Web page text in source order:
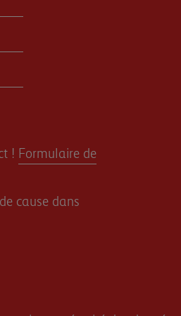
! Formulaire de
cause dans